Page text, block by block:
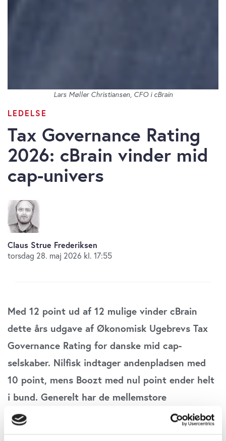
LEDELSE
Tax Governance Rating
2026: cBrain vinder mid
cap-univers
Claus Strue Frederiksen
torsdag 28. maj 2026 kl. 17:55
Lars Møller Christiansen, CFO i cBrain
Med 12 point ud af 12 mulige vinder cBrain
dette års udgave af Økonomisk Ugebrevs Tax
Governance Rating for danske mid cap-
selskaber. Nilfisk indtager andenpladsen med
10 point, mens Boozt med nul point ender helt
i bund. Generelt har de mellemstore
børsnoterede selskaber leveret store fremskridt